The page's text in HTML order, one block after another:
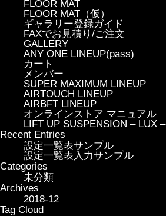
FLOOR MAT
FLOOR MAT（仮）
ギャラリー登録ガイド
FAXでお見積り/ご注文
GALLERY
ANY ONE LINEUP(pass)
カート
メンバー
SUPER MAXIMUM LINEUP
AIRTOUCH LINEUP
AIRBFT LINEUP
オンラインストア マニュアル
LIFT UP SUSPENSION – LUX –
Recent Entries
設定一覧表サンプル
設定一覧表入力サンプル
Categories
未分類
Archives
2018-12
Tag Cloud